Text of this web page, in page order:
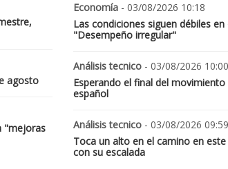
agosto
"mejoras
Economía - 03/08/2026 10:18
Las condiciones siguen débiles
"Desempeño irregular"
Análisis tecnico - 03/08/2026 10:00
Esperando el final del
español
Análisis tecnico - 03/08/2026 09:59
Toca un alto en el camino en
con su escalada